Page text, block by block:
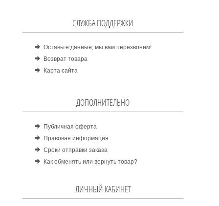
СЛУЖБА ПОДДЕРЖКИ
Оставьте данные, мы вам перезвоним!
Возврат товара
Карта сайта
ДОПОЛНИТЕЛЬНО
Публичная оферта
Правовая информация
Сроки отправки заказа
Как обменять или вернуть товар?
ЛИЧНЫЙ КАБИНЕТ